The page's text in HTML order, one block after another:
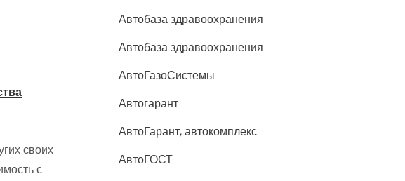
своих
с
Автобаза здравоохранения
Автобаза здравоохранения
АвтоГазоСистемы
Автогарант
АвтоГарант, автокомплекс
АвтоГОСТ